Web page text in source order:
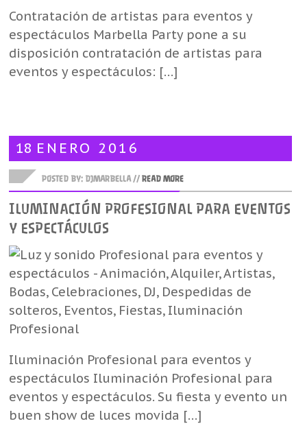
Contratación de artistas para eventos y
espectáculos Marbella Party pone a su
disposición contratación de artistas para
eventos y espectáculos: […]
18 ENERO 2016
POSTED BY: DJMARBELLA //READ MORE
ILUMINACIÓN PROFESIONAL PARA EVENTOS
Y ESPECTÁCULOS
Iluminación Profesional para eventos y
espectáculos Iluminación Profesional para
eventos y espectáculos. Su fiesta y evento un
buen show de luces movida […]